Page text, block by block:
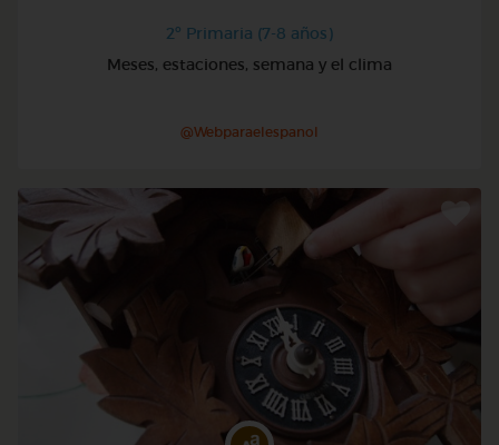
2º Primaria (7-8 años)
Meses, estaciones, semana y el clima
@Webparaelespanol